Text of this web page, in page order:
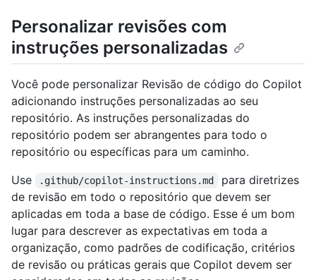
Personalizar revisões com
instruções personalizadas
Você pode personalizar Revisão de código do Copilot
adicionando instruções personalizadas ao seu
repositório. As instruções personalizadas do
repositório podem ser abrangentes para todo o
repositório ou específicas para um caminho.
Use
.github/copilot-instructions.md
para diretrizes
de revisão em todo o repositório que devem ser
aplicadas em toda a base de código. Esse é um bom
lugar para descrever as expectativas em toda a
organização, como padrões de codificação, critérios
de revisão ou práticas gerais que Copilot devem ser